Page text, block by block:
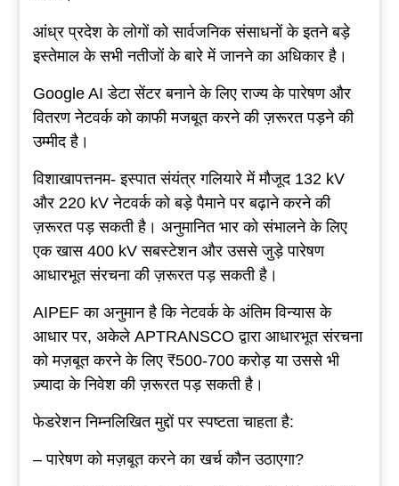
आंध्र प्रदेश के लोगों को सार्वजनिक संसाधनों के इतने बड़े
इस्तेमाल के सभी नतीजों के बारे में जानने का अधिकार है।
Google AI डेटा सेंटर बनाने के लिए राज्य के पारेषण और
वितरण नेटवर्क को काफी मजबूत करने की ज़रूरत पड़ने की
उम्मीद है।
विशाखापत्तनम- इस्पात संयंत्र गलियारे में मौजूद 132 kV
और 220 kV नेटवर्क को बड़े पैमाने पर बढ़ाने करने की
ज़रूरत पड़ सकती है। अनुमानित भार को संभालने के लिए
एक खास 400 kV सबस्टेशन और उससे जुड़े पारेषण
आधारभूत संरचना की ज़रूरत पड़ सकती है।
AIPEF का अनुमान है कि नेटवर्क के अंतिम विन्यास के
आधार पर, अकेले APTRANSCO द्वारा आधारभूत संरचना
को मज़बूत करने के लिए ₹500-700 करोड़ या उससे भी
ज़्यादा के निवेश की ज़रूरत पड़ सकती है।
फेडरेशन निम्नलिखित मुद्दों पर स्पष्टता चाहता है:
– पारेषण को मज़बूत करने का खर्च कौन उठाएगा?